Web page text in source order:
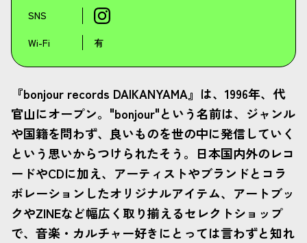
SNS
Wi-Fi
有
『bonjour records DAIKANYAMA』は、1996年、代
官山にオープン。"bonjour"という名前は、ジャンル
や国籍を問わず、良いものを世の中に発信していく
という思いからつけられたそう。日本国内外のレコ
ードやCDに加え、アーティストやブランドとコラ
ボレーションしたオリジナルアイテム、アートブッ
クやZINEなど幅広く取り揃えるセレクトショップ
で、音楽・カルチャー好きにとっては言わずと知れ